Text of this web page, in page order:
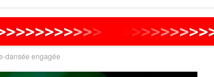
>>>>>>>>>>> >>>>>>>>
dansée engagée